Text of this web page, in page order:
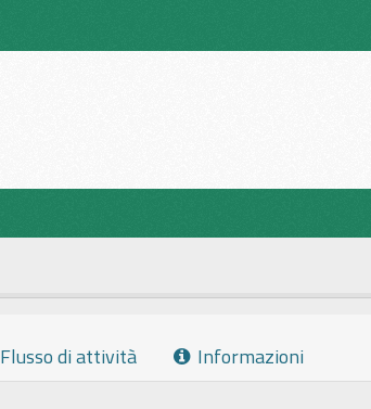
Flusso di attività Informazioni